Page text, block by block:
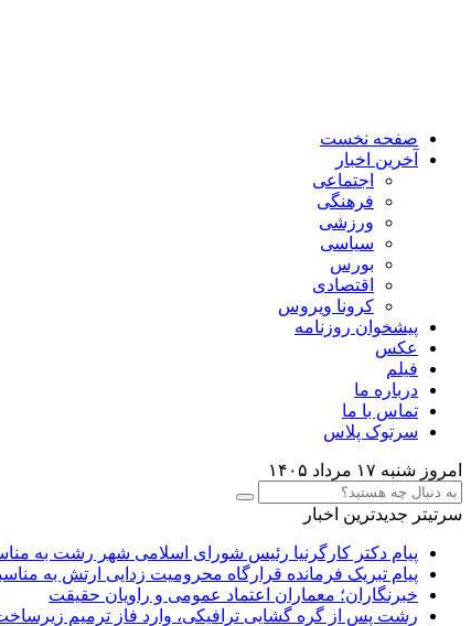
صفحه نخست
آخرین اخبار
اجتماعی
فرهنگی
ورزشی
سیاسی
بورس
اقتصادی
کرونا ویروس
پیشخوان روزنامه
عکس
فیلم
درباره ما
تماس با ما
سرتوک پلاس
امروز شنبه ۱۷ مرداد ۱۴۰۵
سرتیتر جدیدترین اخبار
پیام دکتر کارگرنیا رئیس شورای اسلامی شهر رشت به
پیام تبریک فرمانده قرارگاه محرومیت‌ زدایی ارتش به
خبرنگاران؛ معماران اعتماد عمومی و راویان حقیقت
رشت پس از گره گشایی ترافیکی، وارد فاز ترمیم